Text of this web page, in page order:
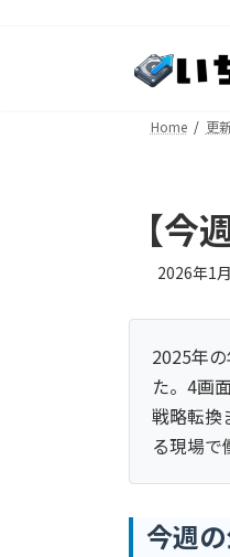
Home 更
【
2026年1
2025年
た。4画
戦略転換
る現場で
今週